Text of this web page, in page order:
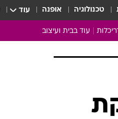
טכנולוגיה אופנה עוד
עוד בבית ועיצוב